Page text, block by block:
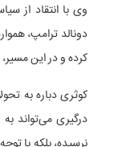
وی با انتقاد از
دونالد ترامپ،
کرده و در این مسیر،
کوثری دباره به
درگیری می‌تواند